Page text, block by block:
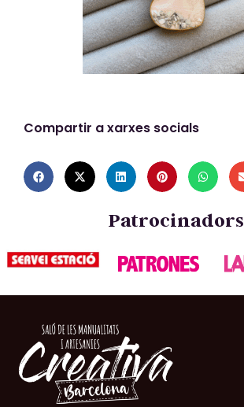
Compartir a xarxes socials
Patrocinadors